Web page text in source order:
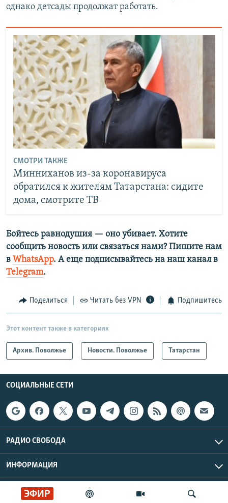
ЭФИР
однако детсады продолжат работать.
СМОТРИ ТАКЖЕ
Минниханов из-за коронавируса
обратился к жителям Татарстана: сидите
дома, смотрите ТВ
Бойтесь равнодушия — оно убивает. Хотите
сообщить новость или связаться нами? Пишите нам
в WhatsApp. А еще подписывайтесь на наш канал в
Telegram.
Поделиться Читать без VPN Подпишитесь
Этот контент также в категориях
Архив. Поволжье Новости. Поволжье Татарстан
СОЦИАЛЬНЫЕ СЕТИ
РАДИО СВОБОДА
ИНФОРМАЦИЯ
Радио Свобода © 2026 RFE/RL, Inc. | Все права защищены.